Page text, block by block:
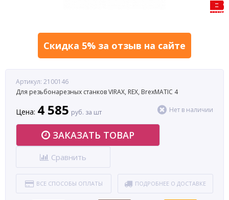
Скидка 5% за отзыв на сайте
Артикул: 2100146
Для резьбонарезных станков VIRAX, REX, BrexMATIC 4
Цена: 4 585 руб. за шт Нет в наличии
ЗАКАЗАТЬ ТОВАР
Сравнить
ВСЕ СПОСОБЫ ОПЛАТЫ ПОДРОБНЕЕ О ДОСТАВКЕ